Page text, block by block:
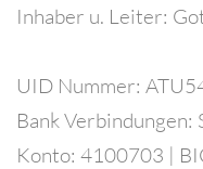
Inhaber u. Leiter:
UID Nummer:
Bank Verbindungen:
Konto: 4100703 |